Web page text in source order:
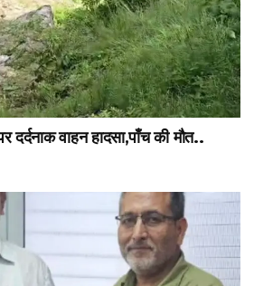
दर्दनाक वाहन हादसा,पाँच की मौत..